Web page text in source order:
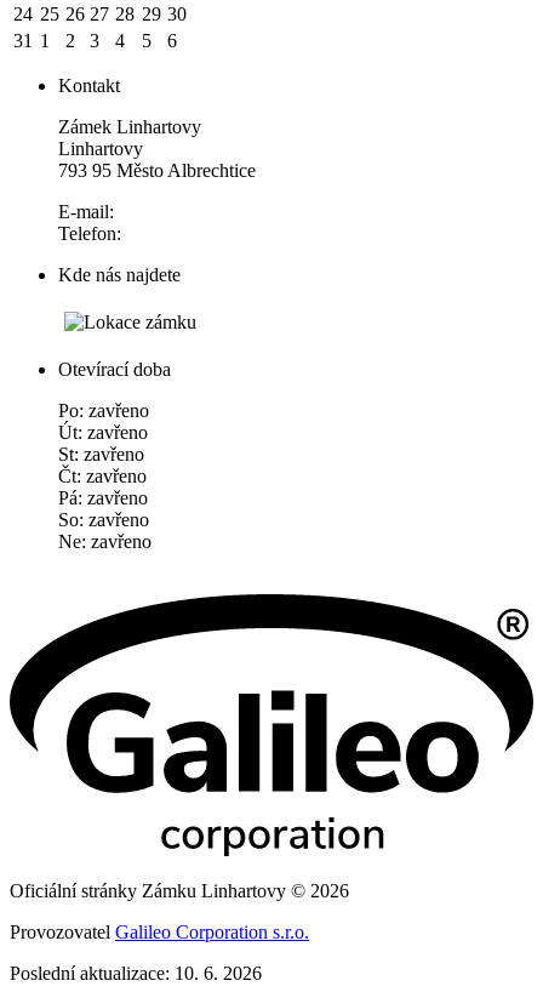
24 25 26 27 28 29 30
31 1 2 3 4 5 6
Kontakt
Zámek Linhartovy
Linhartovy
793 95 Město Albrechtice
E-mail:
Telefon:
Kde nás najdete
Otevírací doba
Po: zavřeno
Út: zavřeno
St: zavřeno
Čt: zavřeno
Pá: zavřeno
So: zavřeno
Ne: zavřeno
Oficiální stránky Zámku Linhartovy © 2026
Provozovatel Galileo Corporation s.r.o.
Poslední aktualizace: 10. 6. 2026